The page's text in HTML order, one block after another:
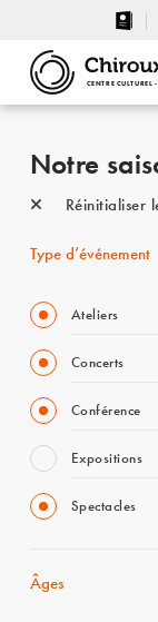
CENTRE CULTUREL -
Notre
Réinitialiser
Type d’événement
Ateliers
Concerts
Conférence
Expositions
Spectacles
Âges